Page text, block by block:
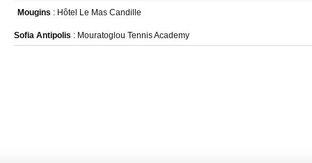
Mougins : Hôtel Le Mas Candille
Sofia Antipolis : Mouratoglou Tennis Academy